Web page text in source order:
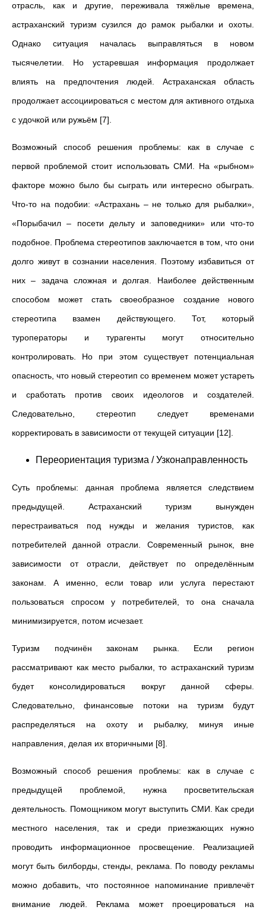
отрасль, как и другие, переживала тяжёлые времена,
астраханский туризм сузился до рамок рыбалки и охоты.
Однако ситуация началась выправляться в новом
тысячелетии. Но устаревшая информация продолжает
влиять на предпочтения людей. Астраханская область
продолжает ассоциироваться с местом для активного отдыха
с удочкой или ружьём [7].
Возможный способ решения проблемы: как в случае с
первой проблемой стоит использовать СМИ. На «рыбном»
факторе можно было бы сыграть или интересно обыграть.
Что-то на подобии: «Астрахань – не только для рыбалки»,
«Порыбачил – посети дельту и заповедники» или что-то
подобное. Проблема стереотипов заключается в том, что они
долго живут в сознании населения. Поэтому избавиться от
них – задача сложная и долгая. Наиболее действенным
способом может стать своеобразное создание нового
стереотипа взамен действующего. Тот, который
туроператоры и турагенты могут относительно
контролировать. Но при этом существует потенциальная
опасность, что новый стереотип со временем может устареть
и сработать против своих идеологов и создателей.
Следовательно, стереотип следует временами
корректировать в зависимости от текущей ситуации [12].
Переориентация туризма / Узконаправленность
Суть проблемы: данная проблема является следствием
предыдущей. Астраханский туризм вынужден
перестраиваться под нужды и желания туристов, как
потребителей данной отрасли. Современный рынок, вне
зависимости от отрасли, действует по определённым
законам. А именно, если товар или услуга перестают
пользоваться спросом у потребителей, то она сначала
минимизируется, потом исчезает.
Туризм подчинён законам рынка. Если регион
рассматривают как место рыбалки, то астраханский туризм
будет консолидироваться вокруг данной сферы.
Следовательно, финансовые потоки на туризм будут
распределяться на охоту и рыбалку, минуя иные
направления, делая их вторичными [8].
Возможный способ решения проблемы: как в случае с
предыдущей проблемой, нужна просветительская
деятельность. Помощником могут выступить СМИ. Как среди
местного населения, так и среди приезжающих нужно
проводить информационное просвещение. Реализацией
могут быть билборды, стенды, реклама. По поводу рекламы
можно добавить, что постоянное напоминание привлечёт
внимание людей. Реклама может проецироваться на